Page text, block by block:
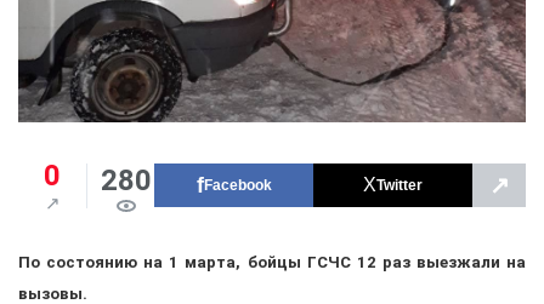
0 280 Facebook Twitter ↗
По состоянию на 1 марта, бойцы ГСЧС 12 раз выезжали на
вызовы.